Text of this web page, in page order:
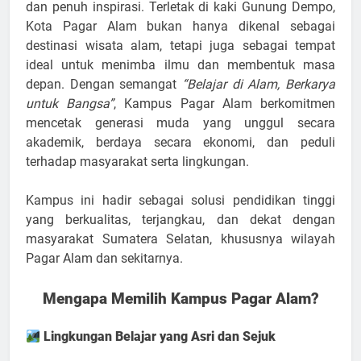
dan penuh inspirasi. Terletak di kaki Gunung Dempo,
Kota Pagar Alam bukan hanya dikenal sebagai
destinasi wisata alam, tetapi juga sebagai tempat
ideal untuk menimba ilmu dan membentuk masa
depan. Dengan semangat “Belajar di Alam, Berkarya
untuk Bangsa”, Kampus Pagar Alam berkomitmen
mencetak generasi muda yang unggul secara
akademik, berdaya secara ekonomi, dan peduli
terhadap masyarakat serta lingkungan.
Kampus ini hadir sebagai solusi pendidikan tinggi
yang berkualitas, terjangkau, dan dekat dengan
masyarakat Sumatera Selatan, khususnya wilayah
Pagar Alam dan sekitarnya.
Mengapa Memilih Kampus Pagar Alam?
Lingkungan Belajar yang Asri dan Sejuk